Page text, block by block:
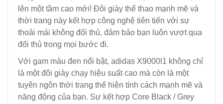
lên một tầm cao mới! Đôi giày thể thao mạnh mẽ và
thời trang này kết hợp công nghệ tiên tiến với sự
thoải mái không đối thủ, đảm bảo bạn luôn vượt qua
đối thủ trong mọi bước đi.
Với gam màu đen nổi bật, adidas X9000l1 không chỉ
là một đôi giày chạy hiệu suất cao mà còn là một
tuyên ngôn thời trang thể hiện tính cách mạnh mẽ và
năng động của bạn. Sự kết hợp Core Black / Grey